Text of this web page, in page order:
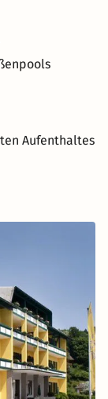
vital in den
und eine
Urlaub.
Aufenthaltes